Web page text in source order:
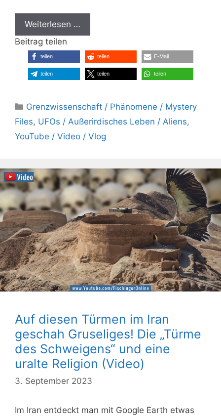
Weiterlesen …
Beitrag teilen
teilen teilen E-Mail
teilen teilen teilen
Kategorien
Grenzwissenschaft / Phänomene / Mystery
Files, UFOs / Außerirdisches Leben / Aliens,
YouTube / Video / Vlog
Auf diesen Türmen im Iran
geschah Gruseliges! Die „Türme
des Schweigens“ und eine
uralte Religion (Video)
3. September 2023
Im Iran entdeckt man mit Google Earth etwas